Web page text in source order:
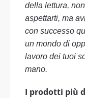
della lettura,
aspettarti, ma
con successo
un mondo di
lavoro dei tuoi
mano.
I prodotti più